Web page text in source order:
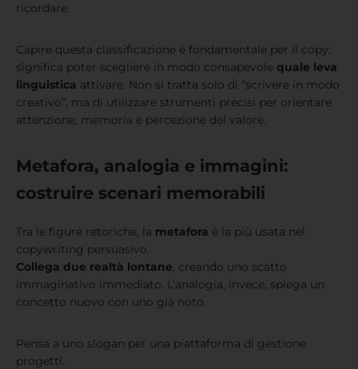
ricordare.
Capire questa classificazione è fondamentale per il copy:
significa poter scegliere in modo consapevole quale leva
linguistica attivare. Non si tratta solo di “scrivere in modo
creativo”, ma di utilizzare strumenti precisi per orientare
attenzione, memoria e percezione del valore.
Metafora, analogia e immagini:
costruire scenari memorabili
Tra le figure retoriche, la metafora è la più usata nel
copywriting persuasivo.
Collega due realtà lontane, creando uno scatto
immaginativo immediato. L’analogia, invece, spiega un
concetto nuovo con uno già noto.
Pensa a uno slogan per una piattaforma di gestione
progetti.